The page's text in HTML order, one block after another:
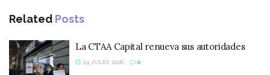
Related Posts
La CTAA Capital renueva sus autoridades
24 JULIO, 2026 0